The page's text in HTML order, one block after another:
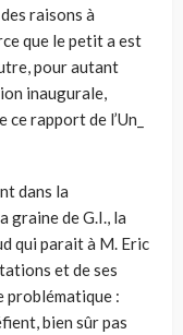
raisons à
que le petit a est
pour autant
inaugurale,
rapport de l’Un_
dans la
graine de G.I., la
qui parait à M. Eric
et de ses
problématique :
bien sûr pas